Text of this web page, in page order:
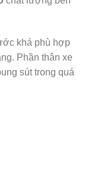
khá phù hợp
Phần thân xe
sút trong quá